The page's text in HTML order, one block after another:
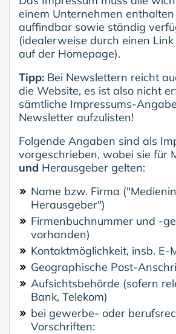
einem Unternehmen
auffindbar sowie ständig
(idealerweise durch einen
auf der Homepage).
Tipp: Bei Newslettern reicht
die Website, es ist also nicht
sämtliche Impressums-
Newsletter aufzulisten!
Folgende Angaben sind als
vorgeschrieben, wobei sie für
und Herausgeber gelten:
Name bzw. Firma
Herausgeber")
Firmenbuchnummer und -
vorhanden)
Kontaktmöglichkeit, insb. E-
Geographische Post-
Aufsichtsbehörde (sofern
Bank, Telekom)
bei gewerbe- oder
Vorschriften: